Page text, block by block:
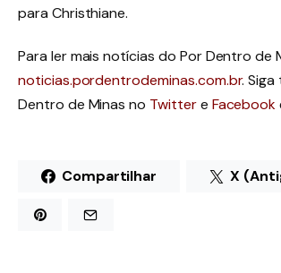
para Christhiane.
Para ler mais notícias do Por Dentro de
noticias.pordentrodeminas.com.br.
Dentro de Minas no Twittere Facebook
Compartilhar X